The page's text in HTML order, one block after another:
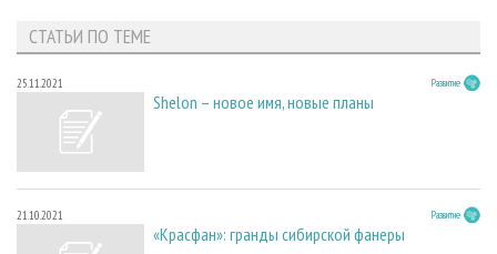
СТАТЬИ ПО ТЕМЕ
25.11.2021 Развитие
Shelon – новое имя, новые планы
21.10.2021 Развитие
«Красфан»: гранды сибирской фанеры